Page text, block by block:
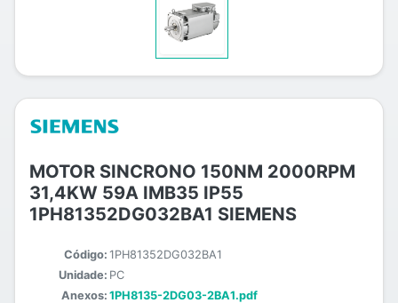
MOTOR SINCRONO 150NM 2000RPM
31,4KW 59A IMB35 IP55
1PH81352DG032BA1 SIEMENS
Código: 1PH81352DG032BA1
Unidade: PC
Anexos: 1PH8135-2DG03-2BA1.pdf